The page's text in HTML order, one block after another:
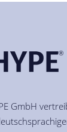
GmbH